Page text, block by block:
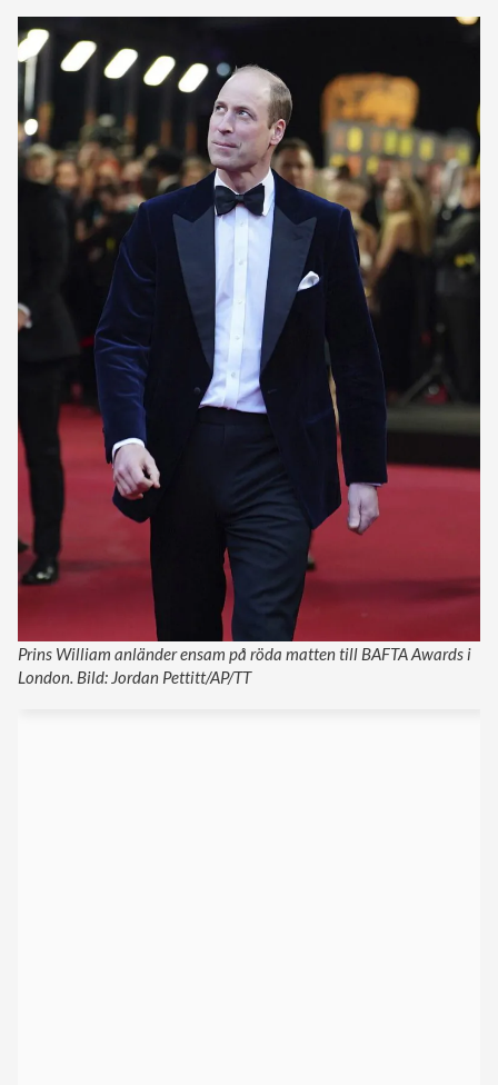
Prins William anländer ensam på röda matten till BAFTA Awards i
London. Bild: Jordan Pettitt/AP/TT